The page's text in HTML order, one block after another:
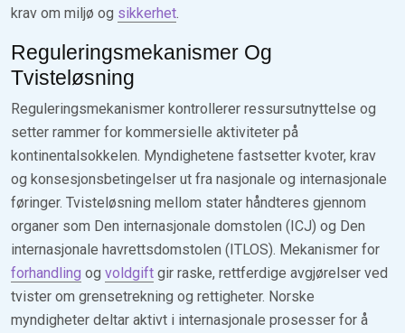
krav om miljø og sikkerhet.
Reguleringsmekanismer Og
Tvisteløsning
Reguleringsmekanismer kontrollerer ressursutnyttelse og
setter rammer for kommersielle aktiviteter på
kontinentalsokkelen. Myndighetene fastsetter kvoter, krav
og konsesjonsbetingelser ut fra nasjonale og internasjonale
føringer. Tvisteløsning mellom stater håndteres gjennom
organer som Den internasjonale domstolen (ICJ) og Den
internasjonale havrettsdomstolen (ITLOS). Mekanismer for
forhandling og voldgift gir raske, rettferdige avgjørelser ved
tvister om grensetrekning og rettigheter. Norske
myndigheter deltar aktivt i internasjonale prosesser for å